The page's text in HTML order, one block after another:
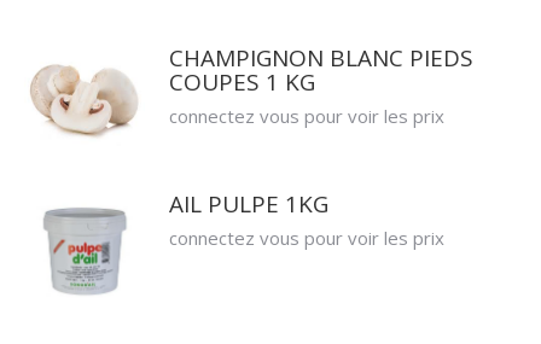
CHAMPIGNON BLANC PIEDS
COUPES 1 KG
connectez vous pour voir les prix
AIL PULPE 1KG
connectez vous pour voir les prix